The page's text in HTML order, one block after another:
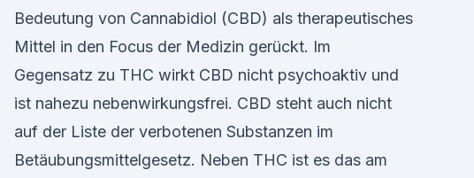
Bedeutung von Cannabidiol (CBD) als therapeutisches
Mittel in den Focus der Medizin gerückt. Im
Gegensatz zu THC wirkt CBD nicht psychoaktiv und
ist nahezu nebenwirkungsfrei. CBD steht auch nicht
auf der Liste der verbotenen Substanzen im
Betäubungsmittelgesetz. Neben THC ist es das am